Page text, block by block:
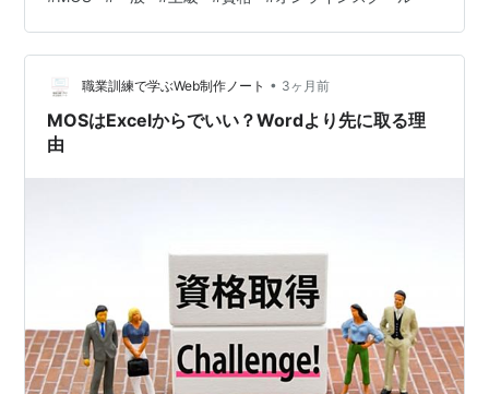
い 先に結論｜最初は一般レベルで十分な人が多いです 先
に答えを書くと、MOSは最初は一般レベルで十分な人が
多いです。 理由は単純で、一般レベルの範囲だけでも、
仕事でよく使う基本操作がかなり入っているからです。
表を整える、関数を使う、グラフを作る、文書を編集す
る、表を入れる。このあたりは、未…
職業訓練で学ぶWeb制作ノート • 3ヶ月前
MOSはExcelからでいい？Wordより先に取る理
由